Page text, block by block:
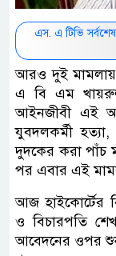
এস. এ টিভি
আরও দুই মামলায়
এ বি এম খায়রুল
আইনজীবী এই
যুবদলকর্মী হত্যা,
দুদকের করা পাঁচ
পর এবার এই
আজ হাইকোর্টের
ও বিচারপতি
আবেদনের ওপর